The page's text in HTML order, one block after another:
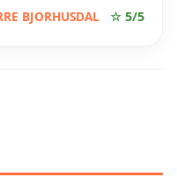
BJORHUSDAL ☆ 5/5